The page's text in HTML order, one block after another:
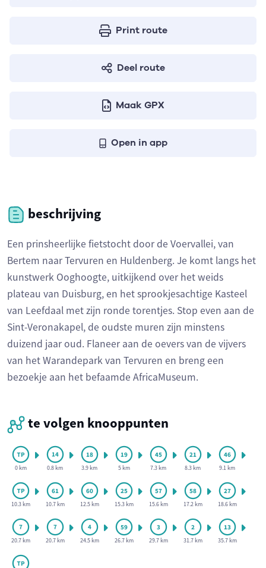
Print route
Deel route
Maak GPX
Open in app
beschrijving
Een prinsheerlijke fietstocht door de Voervallei, van
Bertem naar Tervuren en Huldenberg. Je komt langs het
kunstwerk Ooghoogte, uitkijkend over het weids
plateau van Duisburg, en het sprookjesachtige Kasteel
van Leefdaal met zijn ronde torentjes. Stop even aan de
Sint-Veronakapel, de oudste muren zijn minstens
duizend jaar oud. Flaneer aan de oevers van de vijvers
van het Warandepark van Tervuren en breng een
bezoekje aan het befaamde AfricaMuseum.
te volgen knooppunten
0 km 0.8 km 3.9 km 5 km 7.3 km 8.3 km 9.1 km
10.3 km 10.7 km 12.5 km 15.3 km 15.6 km 17.2 km 18.6 km
20.7 km 20.7 km 24.5 km 26.7 km 29.7 km 31.7 km 35.7 km